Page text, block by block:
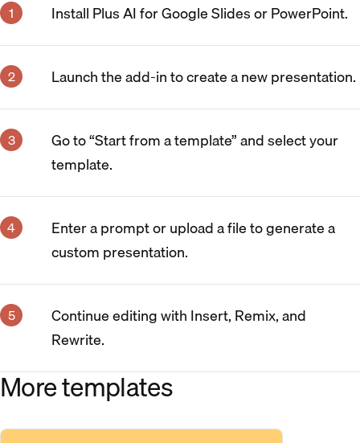
Install Plus AI for Google Slides or PowerPoint.
Launch the add-in to create a new presentation.
Go to “Start from a template” and select your
template.
Enter a prompt or upload a file to generate a
custom presentation.
Continue editing with Insert, Remix, and
Rewrite.
More templates